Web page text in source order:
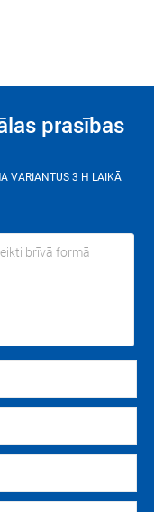
prasības
VARIANTUS 3 H LAIKĀ